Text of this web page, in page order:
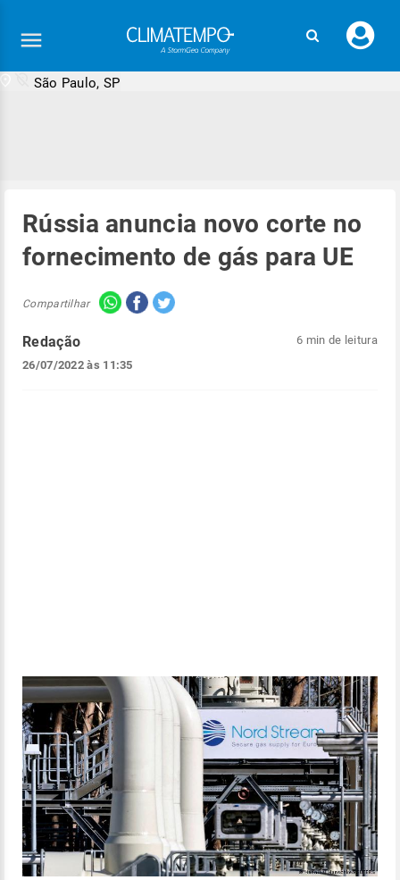
seu
São Paulo, SP
Rússia anuncia novo corte no
fornecimento de gás para UE
Compartilhar
Redação
26/07/2022 às 11:35
6 min de leitura